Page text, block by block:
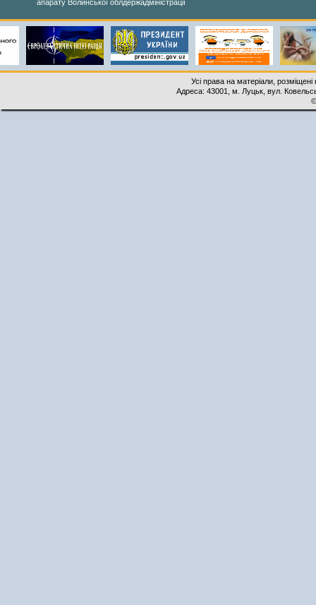
апарату Волинської облдержадміністрації
Усі права на матеріали,
Адреса: 43001, м. Луцьк, вул.